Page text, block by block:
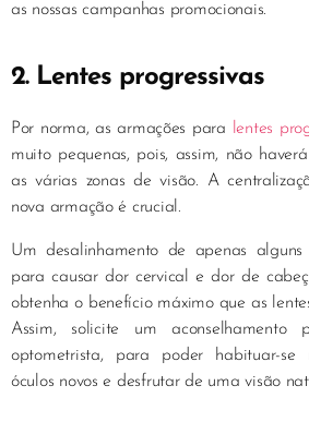
as nossas campanhas promocionais.
2. Lentes progressivas
Por norma, as armações para lentes
muito pequenas, pois, assim, não
as várias zonas de visão. A
nova armação é crucial.
Um desalinhamento de apenas
para causar dor cervical e dor de
obtenha o benefício máximo que as
Assim, solicite um aconselhamento
optometrista, para poder habituar-se
óculos novos e desfrutar de uma visão